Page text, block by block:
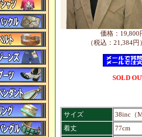
価格：19,800
（税込：21,384円
SOLD
サイズ
38inc（
着丈
77cm